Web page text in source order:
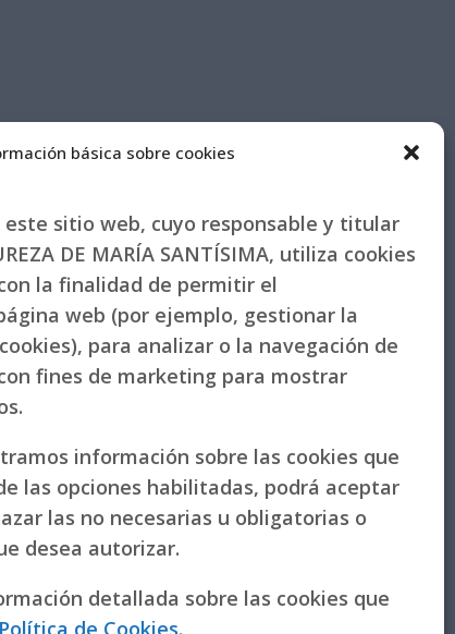
básica sobre cookies
sitio web, cuyo responsable y titular
DE MARÍA SANTÍSIMA, utiliza cookies
la finalidad de permitir el
web (por ejemplo, gestionar la
para analizar o la navegación de
fines de marketing para mostrar
información sobre las cookies que
las opciones habilitadas, podrá aceptar
las no necesarias u obligatorias o
desea autorizar.
detallada sobre las cookies que
Política de Cookies.